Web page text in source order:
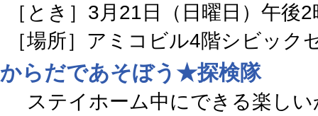
［とき］3月21日（日曜日）午後
［場所］アミコビル4階シビック
からだであそぼう★探検隊
ステイホーム中にできる楽しい